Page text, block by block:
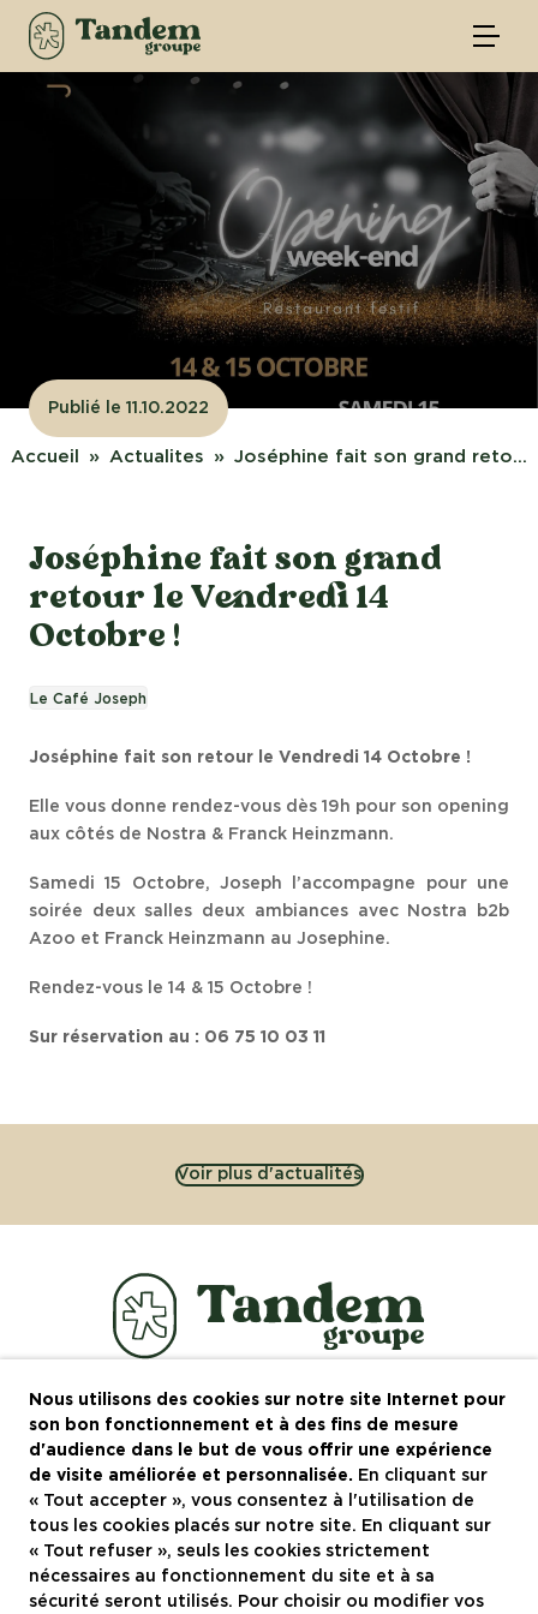
Publié le 11.10.2022
Accueil Actualites Joséphine fait son grand reto...
Joséphine fait son grand
retour le Vendredi 14
Octobre !
Le Café Joseph
Joséphine fait son retour le Vendredi 14 Octobre !
Elle vous donne rendez-vous dès 19h pour son opening
aux côtés de Nostra & Franck Heinzmann.
Samedi 15 Octobre, Joseph l’accompagne pour une
soirée deux salles deux ambiances avec Nostra b2b
Azoo et Franck Heinzmann au Josephine.
Rendez-vous le 14 & 15 Octobre !
Sur réservation au : 06 75 10 03 11
Voir plus d'actualités
Le groupe
Recrutement
Actualités
Contactez-nous
Restaurants à Montpellier
Nous utilisons des cookies sur notre site Internet pour
son bon fonctionnement et à des fins de mesure
d'audience dans le but de vous offrir une expérience
de visite améliorée et personnalisée. En cliquant sur
« Tout accepter », vous consentez à l'utilisation de
tous les cookies placés sur notre site. En cliquant sur
« Tout refuser », seuls les cookies strictement
nécessaires au fonctionnement du site et à sa
sécurité seront utilisés. Pour choisir ou modifier vos